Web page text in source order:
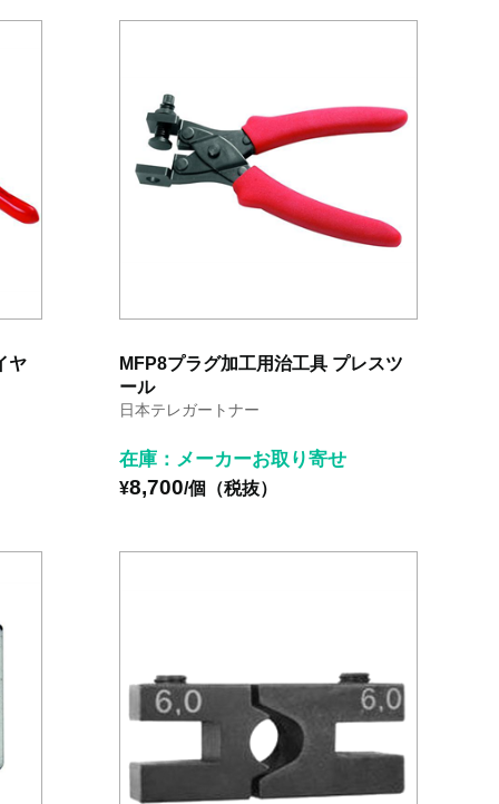
ヤ
MFP8プラグ加工用治工具 プレスツ
ール
日本テレガートナー
在庫：メーカーお取り寄せ
¥8,700/個（税抜）